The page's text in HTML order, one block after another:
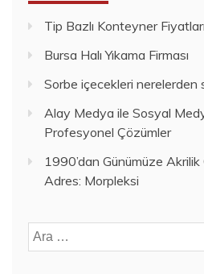
Tip Bazlı Konteyner
Bursa Halı Yıkama Firması
Sorbe içecekleri nerelerden
Alay Medya ile Sosyal
Profesyonel Çözümler
1990’dan Günümüze
Adres: Morpleksi
Arama: